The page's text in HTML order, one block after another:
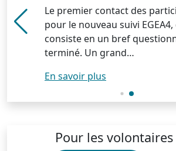
Le premier contact des
pour le nouveau suivi EGEA4,
consiste en un bref
terminé. Un grand…
En savoir plus
Le séminaire annuel de la
EGEA s’est déroulé les 19 et
2026 à Montpellier. Cette
permet,…
En savoir plus
Le premier contact des
pour le nouveau suivi EGEA4,
consiste en un bref
terminé. Un grand…
En savoir plus
Le séminaire annuel de la
EGEA s’est déroulé les 19 et
2026 à Montpellier. Cette
permet,…
En savoir plus
Pour les volontaires